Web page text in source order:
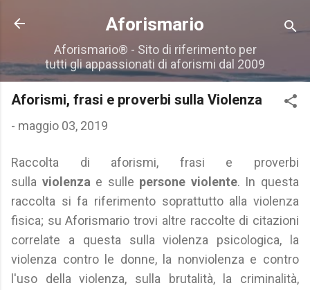
Passa ai contenuti principali
Aforismario
Aforismario® - Sito di riferimento per
tutti gli appassionati di aforismi dal 2009
Aforismi, frasi e proverbi sulla Violenza
- maggio 03, 2019
Raccolta di aforismi, frasi e proverbi
sulla violenza e sulle persone violente. In questa
raccolta si fa riferimento soprattutto alla violenza
fisica; su Aforismario trovi altre raccolte di citazioni
correlate a questa sulla violenza psicologica, la
violenza contro le donne, la nonviolenza e contro
l'uso della violenza, sulla brutalità, la criminalità,